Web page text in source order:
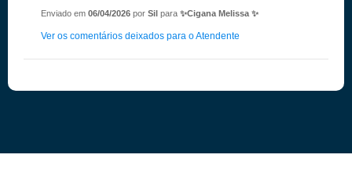
Enviado em 06/04/2026 por Sil para ✨Cigana Melissa ✨
Ver os comentários deixados para o Atendente